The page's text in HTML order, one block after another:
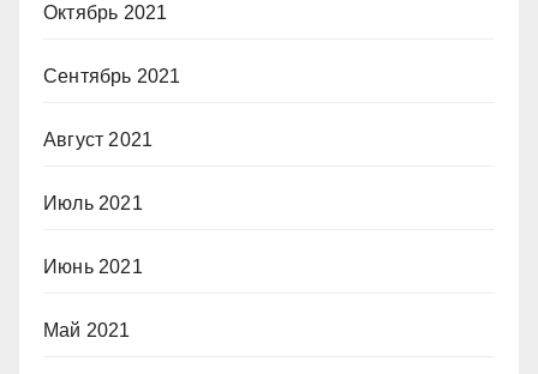
Октябрь 2021
Сентябрь 2021
Август 2021
Июль 2021
Июнь 2021
Май 2021